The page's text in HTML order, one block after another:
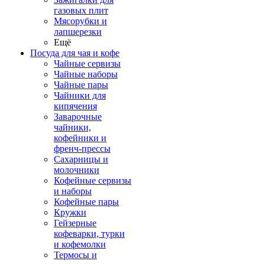
газовых плит
Мясорубки и
лапшерезки
Ещё
Посуда для чая и кофе
Чайные сервизы
Чайные наборы
Чайные пары
Чайники для
кипячения
Заварочные
чайники,
кофейники и
френч-прессы
Сахарницы и
молочники
Кофейные сервизы
и наборы
Кофейные пары
Кружки
Гейзерные
кофеварки, турки
и кофемолки
Термосы и